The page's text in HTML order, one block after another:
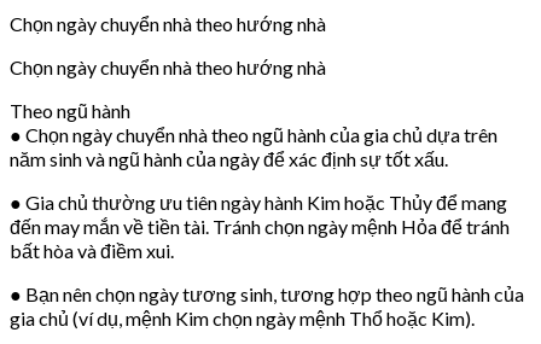
Chọn ngày chuyển nhà theo hướng nhà
Chọn ngày chuyển nhà theo hướng nhà
Theo ngũ hành
● Chọn ngày chuyển nhà theo ngũ hành của gia chủ dựa trên
năm sinh và ngũ hành của ngày để xác định sự tốt xấu.
● Gia chủ thường ưu tiên ngày hành Kim hoặc Thủy để mang
đến may mắn về tiền tài. Tránh chọn ngày mệnh Hỏa để tránh
bất hòa và điềm xui.
● Bạn nên chọn ngày tương sinh, tương hợp theo ngũ hành của
gia chủ (ví dụ, mệnh Kim chọn ngày mệnh Thổ hoặc Kim).